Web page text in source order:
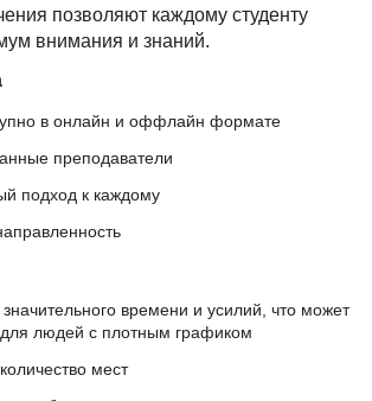
позволяют каждому студенту
внимания и знаний.
в онлайн и оффлайн формате
преподаватели
подход к каждому
времени и усилий, что может
людей с плотным графиком
мест